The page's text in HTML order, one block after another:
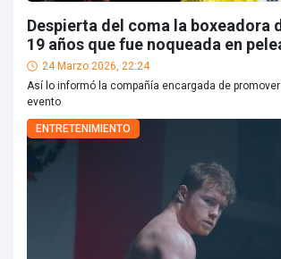
Despierta del coma la boxeadora
19 años que fue noqueada en
24 Marzo 2026, 22:24
Así lo informó la compañía encargada de promover
evento
ENTRETENIMIENTO